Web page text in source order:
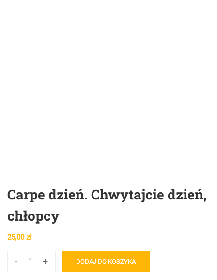
Carpe dzień. Chwytajcie dzień,
chłopcy
25,00zł
-
ilość+ DODAJ DO KOSZYKA